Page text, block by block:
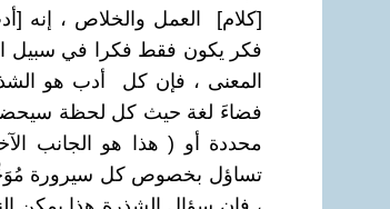
[كلام] العمل والخلاص ، إنه
فكر يكون فقط فكرا في سبيل
المعنى ، فإن كل أدب هو
فضاءَ لغة حيث كل لحظة سيحضر
محددة أو ( هذا هو الجانب
تساؤل بخصوص كل سيرورة